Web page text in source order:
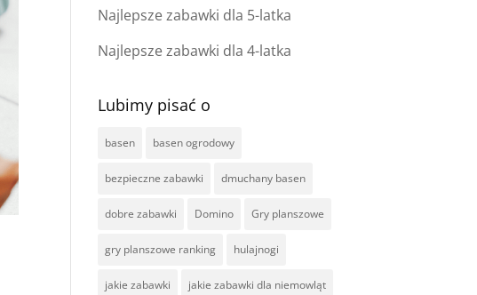
Najlepsze zabawki dla 5-latka
Najlepsze zabawki dla 4-latka
Lubimy pisać o
basen basen ogrodowy
bezpieczne zabawki dmuchany basen
dobre zabawki Domino Gry planszowe
gry planszowe ranking hulajnogi
jakie zabawki jakie zabawki dla niemowląt